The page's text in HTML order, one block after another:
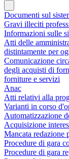
Documenti sul
Gravi illeciti
Informazioni sulle
Atti delle
distintamente per
Comunicazione
degli acquisti di
forniture e servizi
Anac
Atti relativi alla
Varianti in corso
Automatizzazione
Acquisizione
Mancata redazione
Procedure di gara
Procedure di gara